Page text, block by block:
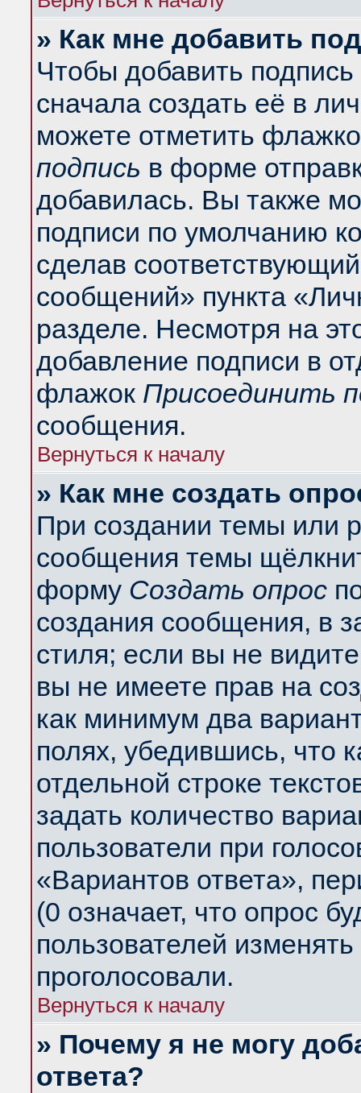
» Как мне добавить
Чтобы добавить
сначала создать её в
можете отметить
подпись в форме
добавилась. Вы также
подписи по умолчанию
сделав
сообщений» пункта
разделе. Несмотря на
добавление подписи в
флажок Присоединить
сообщения.
Вернуться к началу
» Как мне создать
При создании темы или
сообщения темы
форму Создать опрос
создания сообщения, в
стиля; если вы не
вы не имеете прав на
как минимум два
полях, убедившись, что
отдельной строке
задать количество
пользователи при
«Вариантов ответа»,
(0 означает, что опрос
пользователей
проголосовали.
Вернуться к началу
» Почему я не могу
ответа?